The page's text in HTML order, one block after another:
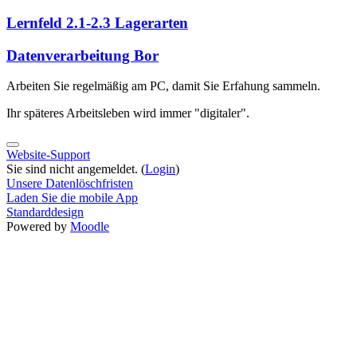
Lernfeld 2.1-2.3 Lagerarten
Datenverarbeitung Bor
Arbeiten Sie regelmäßig am PC, damit Sie Erfahung sammeln.
Ihr späteres Arbeitsleben wird immer "digitaler".
Website-Support
Sie sind nicht angemeldet. (Login)
Unsere Datenlöschfristen
Laden Sie die mobile App
Standarddesign
Powered by Moodle